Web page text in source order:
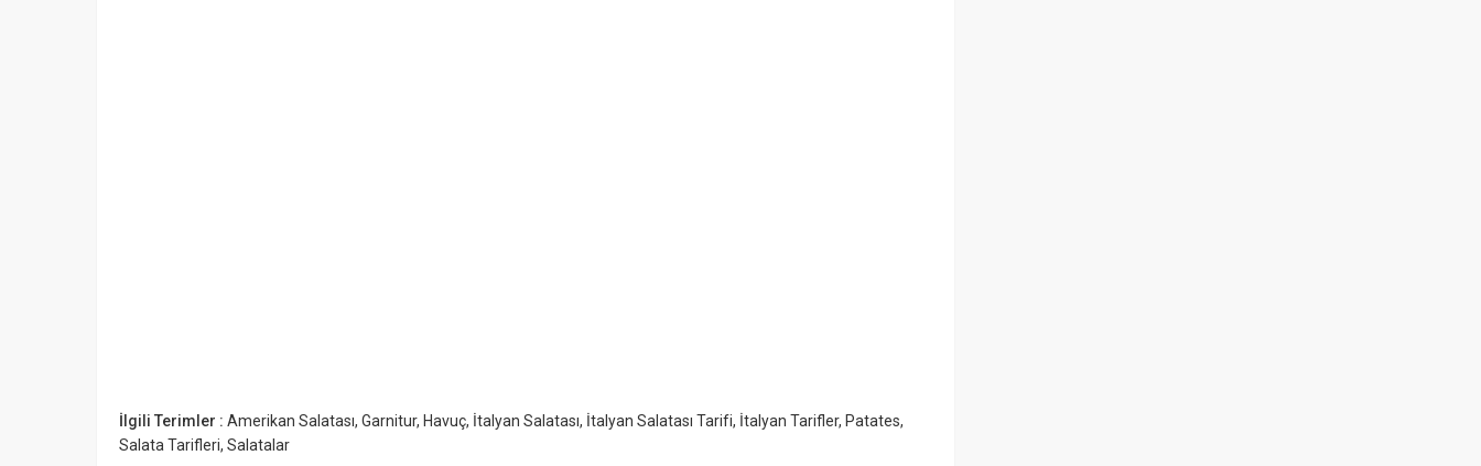
İlgili Terimler : Amerikan Salatası, Garnitur, Havuç, İtalyan Salatası, İtalyan Salatası Tarifi, İtalyan Tarifler, Patates,
Salata Tarifleri, Salatalar